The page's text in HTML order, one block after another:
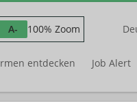
A- 100% Zoom
entdecken Job Alert